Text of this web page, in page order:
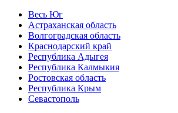
Весь Юг
Астраханская область
Волгоградская область
Краснодарский край
Республика Адыгея
Республика Калмыкия
Ростовская область
Республика Крым
Севастополь